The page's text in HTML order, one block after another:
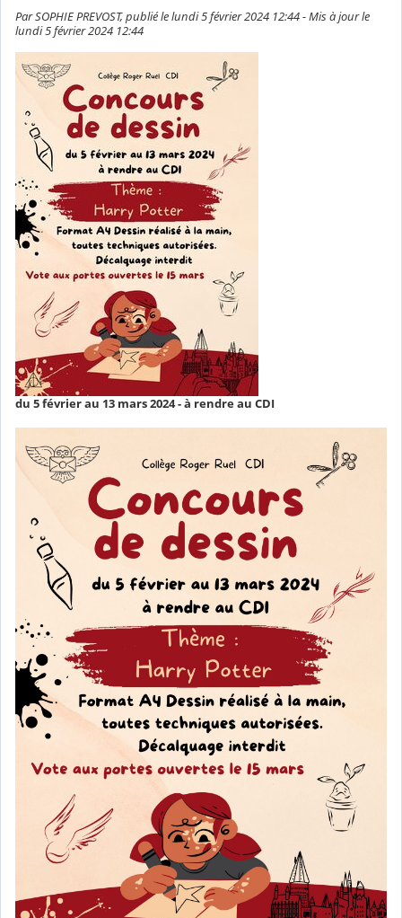
Par SOPHIE PREVOST, publié le lundi 5 février 2024 12:44 - Mis à jour le
lundi 5 février 2024 12:44
du 5 février au 13 mars 2024 - à rendre au CDI